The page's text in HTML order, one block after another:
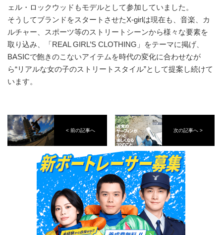
ェル・ロックウッドもモデルとして参加していました。
そうしてブランドをスタートさせたX-girlは現在も、音楽、カ
ルチャー、スポーツ等のストリートシーンから様々な要素を
取り込み、「REAL GIRL’S CLOTHING」をテーマに掲げ、
BASICで飽きのこないアイテムを時代の変化に合わせなが
ら“リアルな女の子のストリートスタイル”として提案し続けて
います。
< 前の記事へ 次の記事へ >